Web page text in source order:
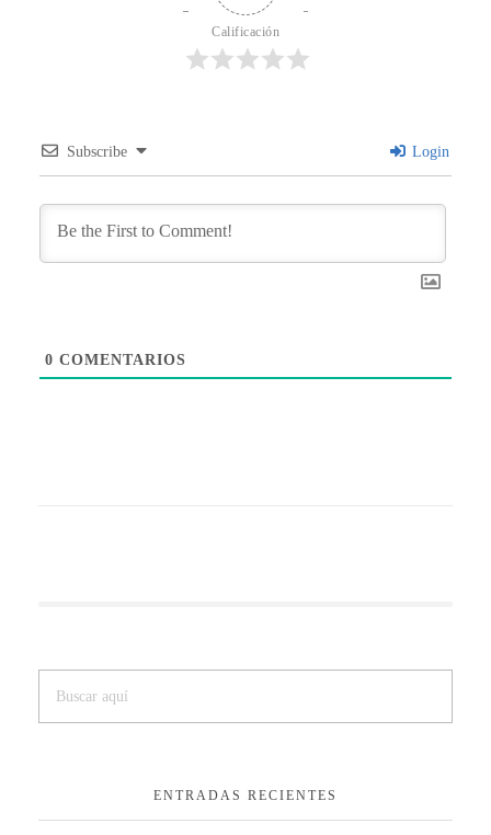
Calificación
Subscribe Login
0 COMENTARIOS
ENTRADAS RECIENTES